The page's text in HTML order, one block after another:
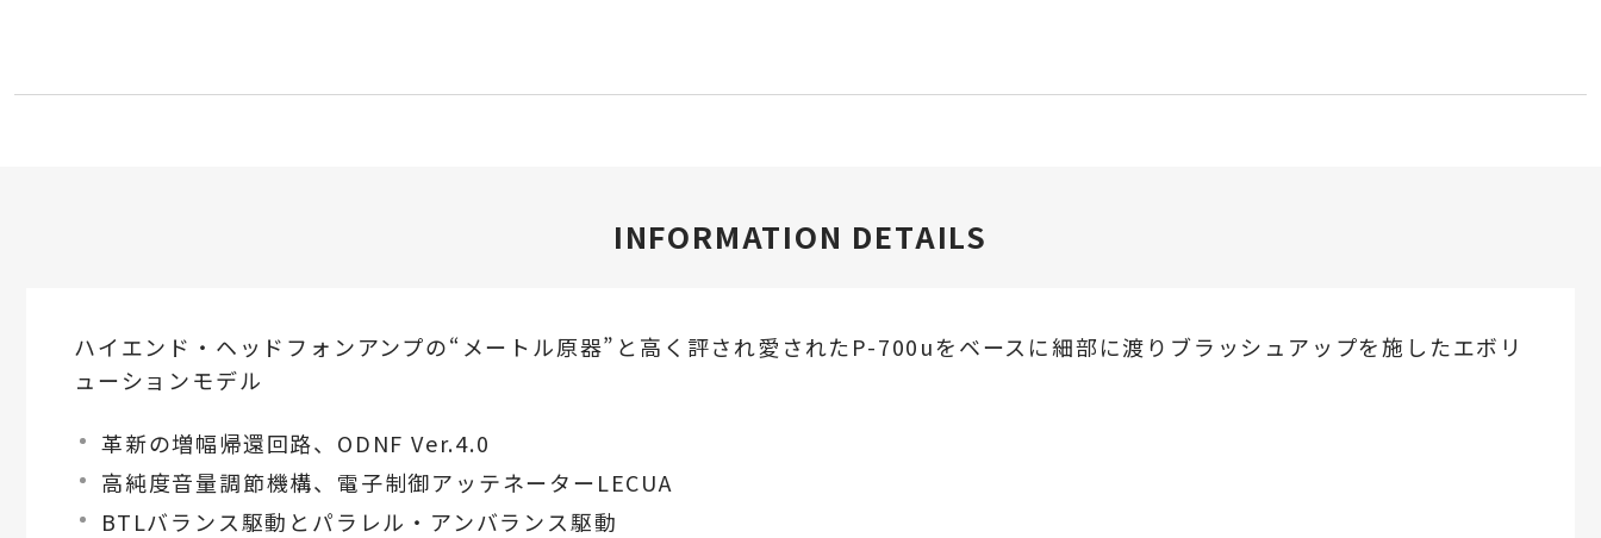
INFORMATION DETAILS
ハイエンド・ヘッドフォンアンプの“メートル原器”と高く評され愛されたP-700uをベースに細部に渡りブラッシュアップを施したエボリ
ューションモデル
革新の増幅帰還回路、ODNF Ver.4.0
高純度音量調節機構、電子制御アッテネーターLECUA
BTLバランス駆動とパラレル・アンバランス駆動